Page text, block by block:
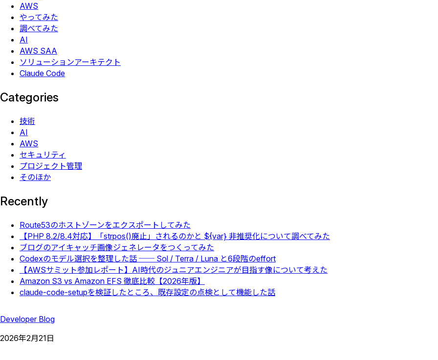
AWS
やってみた
調べてみた
AI
AWS SAA
ソリューションアーキテクト
Claude Code
Categories
技術
AI
AWS
セキュリティ
プロジェクト管理
そのほか
Recently
Route53のホストゾーンをエクスポートしてみた
【PHP 8.2/8.4対応】「strpos()廃止」されるのかと ${var} 非推奨化について調べてみた
ブログのアイキャッチ画像ジェネレータをつくってみた
Codexのモデル選択を整理した話 ── Sol / Terra / Luna と6段階のeffort
【AWSサミット参加レポート】AI時代のジュニアエンジニアが目指す像について考えた
Amazon S3 vs Amazon EFS 徹底比較【2026年版】
claude-code-setupを検証したところ、既存設定の点検として機能した話
Developer Blog
2026年2月21日